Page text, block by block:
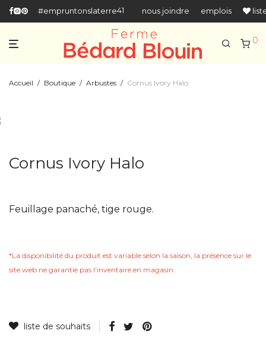
#empruntonslaterre418-666-5518nous joindre emplois
0
Accueil / Boutique / Arbustes / Cornus Ivory Halo
Cornus Ivory Halo
Feuillage panaché, tige rouge.
*La disponibilité du produit est variable selon la saison, la présence sur le
site web ne garantie pas lʼinventaire en magasin.